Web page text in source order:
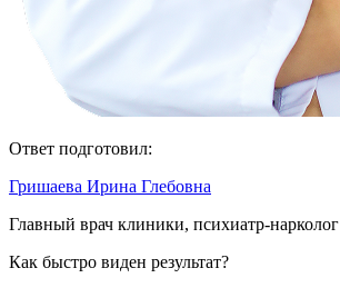
Ответ подготовил:
Гришаева Ирина Глебовна
Главный врач клиники, психиатр-нарколог
Как быстро виден результат?